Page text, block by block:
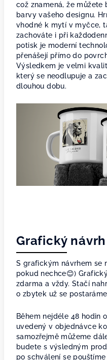
což znamená, že
barvy vašeho designu.
vhodné k mytí v myčce,
zachováte i při
potisk je moderní
přenášejí přímo do
Výsledkem je velmi
který se neodlupuje a
dlouhou dobu.
Grafický
S grafickým návrhem se
pokud nechce😊)
zdarma a vždy. Stačí
o zbytek už se
Během nejdéle 48 hodin
uvedený v objednávce
samozřejmě můžeme
budete s výsledným
po schválení se